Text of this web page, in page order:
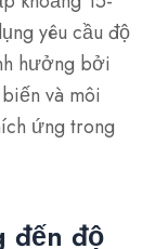
yêu cầu độ
hưởng bởi
và môi
ứng trong
đến độ